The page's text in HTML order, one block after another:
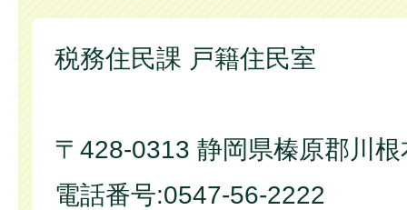
税務住民課 戸籍住民室
〒428-0313 静岡県榛原郡川
電話番号:0547-56-2222